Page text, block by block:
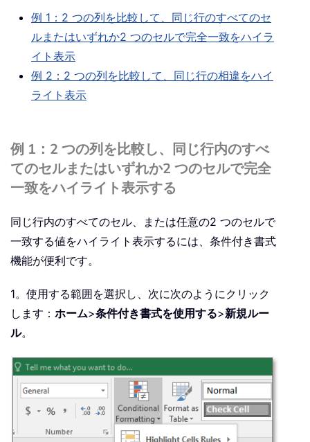
例 1：2 つの列を比較して、同じ行のすべてのセ
ルまたはいずれか2 つのセルで完全一致をハイラ
イト表示
例 2：2 つの列を比較して、同じ行の相違をハイ
ライト表示
例 1：2 つの列を比較し、同じ行内のすべ
てのセルまたはいずれか2 つのセルで完全
一致をハイライト表示する
同じ行内のすべてのセル、または任意の2 つのセルで
一致する値をハイライト表示するには、条件付き書式
機能が便利です。
1。使用する範囲を選択し、次に次のようにクリック
します： ホーム>条件付き書式を使用する>新規ルー
ル。